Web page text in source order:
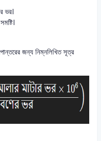
ভর।
জন্য নিম্নলিখিত সূত্র